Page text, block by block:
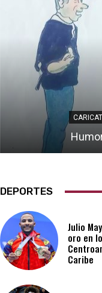
DEPORTES
Julio
oro en
Caribe